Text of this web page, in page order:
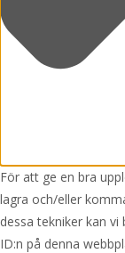
För att ge en bra
lagra och/eller
dessa tekniker kan
ID:n på denna